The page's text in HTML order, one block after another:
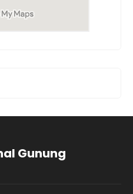
Gunung